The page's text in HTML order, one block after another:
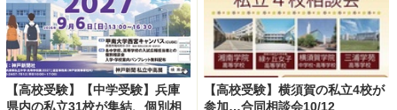
【高校受験】【中学受験】兵庫
県内の私立31校が集結、個別相
【高校受験】横須賀の私立4校が
参加…合同相談会10/12